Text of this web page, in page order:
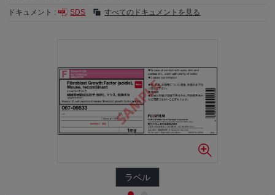
ドキュメント :
SDS すべてのドキュメントを見る
ラベル